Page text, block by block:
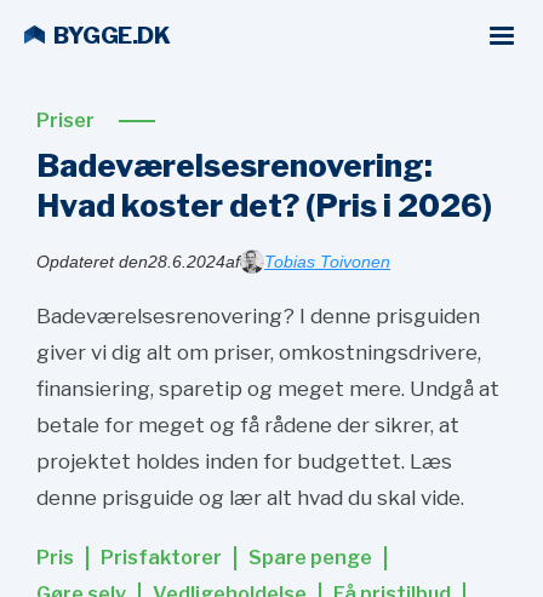
BYGGE.DK
Priser
Badeværelsesrenovering:
Hvad koster det? (Pris i 2026)
Opdateret den28.6.2024af Tobias Toivonen
Badeværelsesrenovering? I denne prisguiden
giver vi dig alt om priser, omkostningsdrivere,
finansiering, sparetip og meget mere. Undgå at
betale for meget og få rådene der sikrer, at
projektet holdes inden for budgettet. Læs
denne prisguide og lær alt hvad du skal vide.
Pris Prisfaktorer
Spare penge